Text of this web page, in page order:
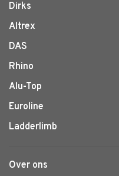
Dirks
Altrex
DAS
Rhino
Alu-Top
Euroline
Ladderlimb
Over ons